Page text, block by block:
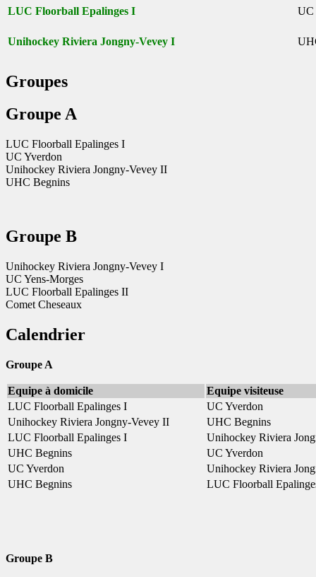
LUC Floorball Epalinges I UC
Unihockey Riviera Jongny-Vevey I
Groupes
Groupe A
LUC Floorball Epalinges I
UC Yverdon
Unihockey Riviera Jongny-Vevey II
UHC Begnins
Groupe B
Unihockey Riviera Jongny-Vevey I
UC Yens-Morges
LUC Floorball Epalinges II
Comet Cheseaux
Calendrier
Groupe A
Equipe à domicile
Equipe visiteuse
LUC Floorball Epalinges I
UC Yverdon
Unihockey Riviera Jongny-Vevey II
UHC Begnins
LUC Floorball Epalinges I
Unihockey Riviera
UHC Begnins
UC Yverdon
UC Yverdon
Unihockey Riviera
UHC Begnins
LUC Floorball
Groupe B